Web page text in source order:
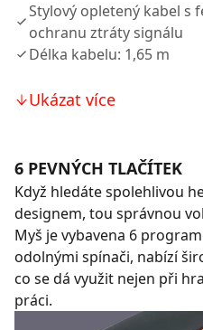
Stylový opletený kabel s
ochranu ztráty signálu
Délka kabelu: 1,65 m
Ukázat více
6 PEVNÝCH TLAČÍTEK
Když hledáte spolehlivou
designem, tou správnou
Myš je vybavena 6
odolnými spínači, nabízí
co se dá využit nejen při
práci.